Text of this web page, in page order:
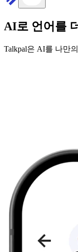
AI로 언어를
Talkpal은 AI를 나만